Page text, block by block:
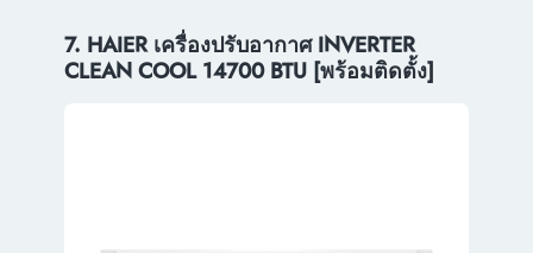
7. HAIER เครื่องปรับอากาศ INVERTER
CLEAN COOL 14700 BTU [พร้อมติดตั้ง]